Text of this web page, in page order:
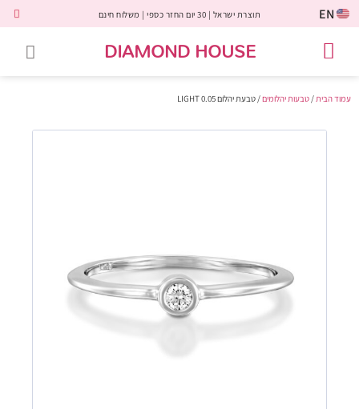
EN תוצרת ישראל | 30 יום החזר כספי | משלוח חינם
DIAMOND HOUSE
עמוד הבית / טבעות יהלומים/ טבעת יהלום 0.05 LIGHT